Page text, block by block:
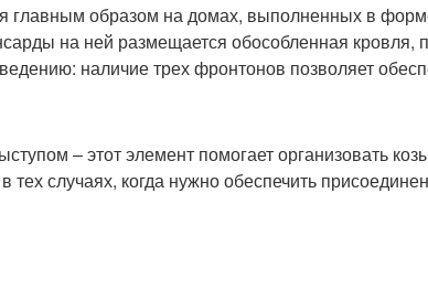
главным образом на домах, выполненных в
на ней размещается обособленная
наличие трех фронтонов позволяет
– этот элемент помогает организовать
случаях, когда нужно обеспечить